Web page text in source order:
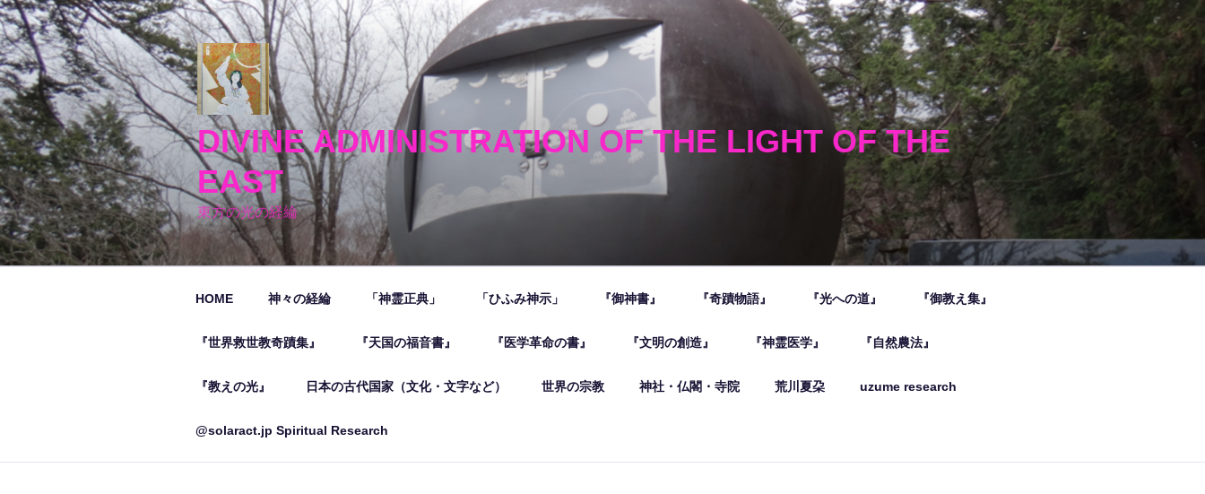
コ
ン
テ
ン
ツ
へ
ス
キ
ッ
プ
DIVINE ADMINISTRATION OF THE LIGHT OF THE
EAST
東方の光の経綸
HOME 神々の経綸 「神霊正典」 「ひふみ神示」 『御神書』 『奇蹟物語』 『光への道』 『御教え集』
『世界救世教奇蹟集』 『天国の福音書』 『医学革命の書』 『文明の創造』 『神霊医学』 『自然農法』
『教えの光』 日本の古代国家（文化・文字など） 世界の宗教 神社・仏閣・寺院 荒川夏朶 uzume research
@solaract.jp Spiritual Research